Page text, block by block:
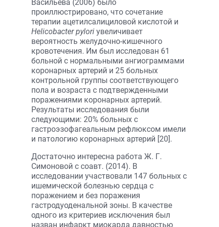
Васильева (2006) было
проиллюстрировано, что сочетание
терапии ацетилсалициловой кислотой и
Helicobacter pylori увеличивает
вероятность желудочно-кишечного
кровотечения. Им был исследован 61
больной с нормальными ангиограммами
коронарных артерий и 25 больных
контрольной группы соответствующего
пола и возраста с подтвержденными
поражениями коронарных артерий.
Результаты исследования были
следующими: 20% больных с
гастроэзофагеальным рефлюксом имели
и патологию коронарных артерий [20].
Достаточно интересна работа Ж. Г.
Симоновой с соавт. (2014). В
исследовании участвовали 147 больных с
ишемической болезнью сердца с
поражением и без поражения
гастродуоденальной зоны. В качестве
одного из критериев исключения был
назван инфаркт миокарда давностью